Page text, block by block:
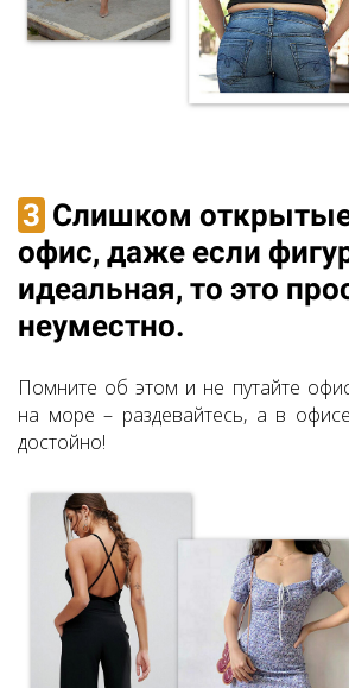
3 Слишком
офис, даже если
идеальная, то это
неуместно.
Помните об этом и не путайте
на море – раздевайтесь, а в
достойно!